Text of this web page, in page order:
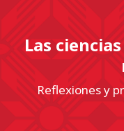
Las
Reflexiones y